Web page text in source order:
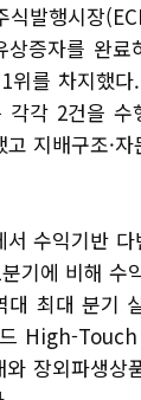
발행시장
증자를 완료
위를 차지했
각각 2건을 수
지배구조·
수익기반
기에 비해 수
대 최대 분기
High-
장외파생상